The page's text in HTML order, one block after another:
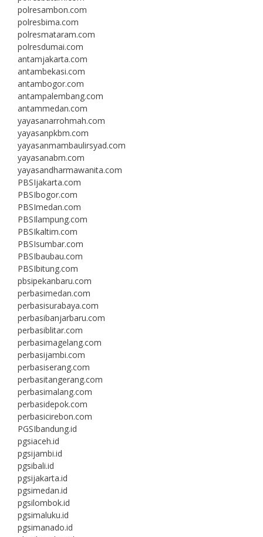
polresambon.com
polresbima.com
polresmataram.com
polresdumai.com
antamjakarta.com
antambekasi.com
antambogor.com
antampalembang.com
antammedan.com
yayasanarrohmah.com
yayasanpkbm.com
yayasanmambaulirsyad.com
yayasanabm.com
yayasandharmawanita.com
PBSIjakarta.com
PBSIbogor.com
PBSImedan.com
PBSIlampung.com
PBSIkaltim.com
PBSIsumbar.com
PBSIbaubau.com
PBSIbitung.com
pbsipekanbaru.com
perbasimedan.com
perbasisurabaya.com
perbasibanjarbaru.com
perbasiblitar.com
perbasimagelang.com
perbasijambi.com
perbasiserang.com
perbasitangerang.com
perbasimalang.com
perbasidepok.com
perbasicirebon.com
PGSIbandung.id
pgsiaceh.id
pgsijambi.id
pgsibali.id
pgsijakarta.id
pgsimedan.id
pgsilombok.id
pgsimaluku.id
pgsimanado.id